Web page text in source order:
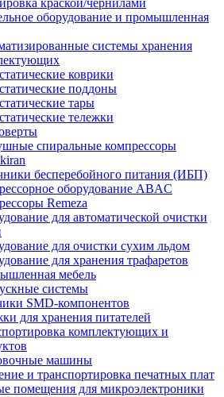
краской/чернилами
оборудование и промышленная
системы хранения
коврики
поддоны
тары
тележки
спиральные компрессоры
бесперебойного питания (ИБП)
оборудование ABAC
Remeza
для автоматической очистки
для очистки сухим льдом
для хранения трафаретов
мебель
системы
SMD-компонентов
для xранения питателей
комплектующих и
машины
и транспортировка печатных плат
помещения для микроэлектроники